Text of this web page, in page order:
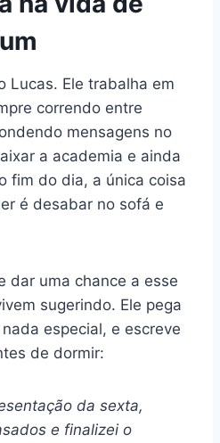
Lucas. Ele trabalha em
correndo entre
mensagens no
a academia e ainda
fim do dia, a única coisa
é desabar no sofá e
dar uma chance a esse
sugerindo. Ele pega
especial, e escreve
de dormir:
da sexta,
e finalizei o